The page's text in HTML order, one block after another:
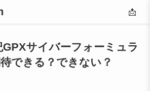
📩
GPXサイバーフォーミュラ
できる？できない？